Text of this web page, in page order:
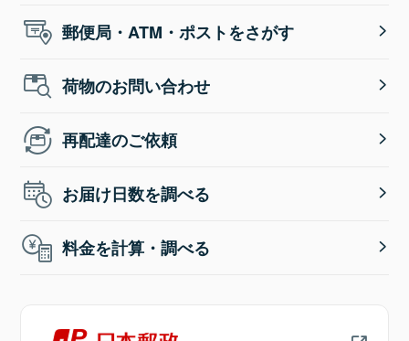
郵便局・ATM・ポストをさがす
荷物のお問い合わせ
再配達のご依頼
お届け日数を調べる
料金を計算・調べる